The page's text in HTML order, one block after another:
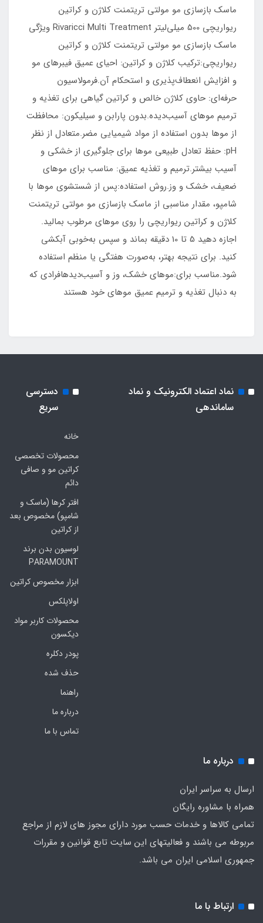
ماسک بازسازی مو مولتی تریتمنت کلاژن و کراتین
ریواریچی 500 میلی‌لیتر Rivaricci Multi Treatment ویژگی‌
ماسک بازسازی مو مولتی تریتمنت کلاژن و کراتین
ریواریچی:ترکیب کلاژن و کراتین: احیای عمیق فیبرهای مو
و افزایش انعطاف‌پذیری و استحکام آن.فرمولاسیون
حرفه‌ای: حاوی کلاژن خالص و کراتین گیاهی برای تغذیه و
ترمیم موهای آسیب‌دیده.بدون پارابن و سیلیکون: محافظت
از موها بدون استفاده از مواد شیمیایی مضر.متعادل از نظر
pH: حفظ تعادل طبیعی موها برای جلوگیری از خشکی و
آسیب بیشتر.ترمیم و تغذیه عمیق: مناسب برای موهای
ضعیف، خشک و وز.روش استفاده:پس از شستشوی موها با
شامپو، مقدار مناسبی از ماسک بازسازی مو مولتی تریتمنت
کلاژن و کراتین ریواریچی را روی موهای مرطوب بمالید.
اجازه دهید 5 تا 10 دقیقه بماند و سپس به‌خوبی آبکشی
کنید. برای نتیجه بهتر، به‌صورت هفتگی یا منظم استفاده
شود.مناسب برای:موهای خشک، وز و آسیب‌دیدهافرادی که
به دنبال تغذیه و ترمیم عمیق موهای خود هستند
نماد اعتماد الکترونیک و نماد
ساماندهی
دسترسی
سریع
خانه
محصولات تخصصی
کراتین مو و صافی
دائم
افتر کرها (ماسک و
شامپو) مخصوص بعد
از کراتین
لوسیون بدن برند
PARAMOUNT
ابزار مخصوص کراتین
اولاپلکس
محصولات کاربر مواد
دیکسون
پودر دکلره
حذف شده
راهنما
درباره ما
تماس با ما
درباره ما
ارسال به سراسر ایران
همراه با مشاوره رایگان
تمامی کالاها و خدمات حسب مورد دارای مجوز های لازم از مراجع
مربوطه می باشند و فعالیتهای این سایت تابع قوانین و مقررات
جمهوری اسلامی ایران می باشد.
ارتباط با ما